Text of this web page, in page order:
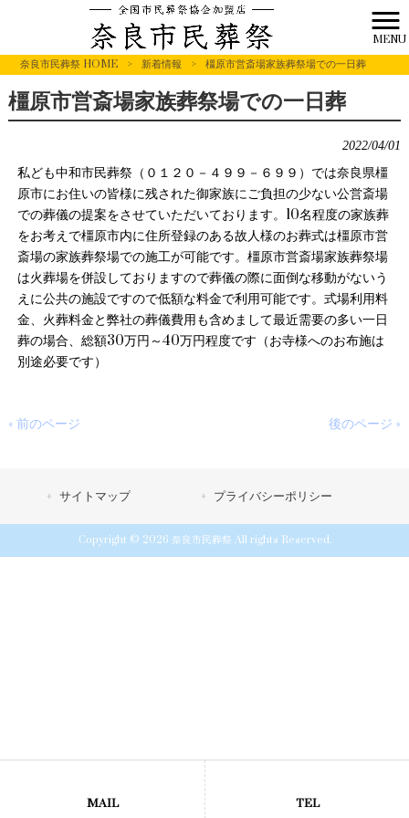
MENU
奈良市民葬祭 HOME
> 新着情報 > 橿原市営斎場家族葬祭場での一日葬
橿原市営斎場家族葬祭場での一日葬
2022/04/01
私ども中和市民葬祭（０１２０－４９９－６９９）では奈良県橿
原市にお住いの皆様に残された御家族にご負担の少ない公営斎場
での葬儀の提案をさせていただいております。10名程度の家族葬
をお考えで橿原市内に住所登録のある故人様のお葬式は橿原市営
斎場の家族葬祭場での施工が可能です。橿原市営斎場家族葬祭場
は火葬場を併設しておりますので葬儀の際に面倒な移動がないう
えに公共の施設ですので低額な料金で利用可能です。式場利用料
金、火葬料金と弊社の葬儀費用も含めまして最近需要の多い一日
葬の場合、総額30万円～40万円程度です（お寺様へのお布施は
別途必要です）
« 前のページ 後のページ »
サイトマップ プライバシーポリシー
Copyright © 2026 奈良市民葬祭 All rights Reserved.
MAIL TEL